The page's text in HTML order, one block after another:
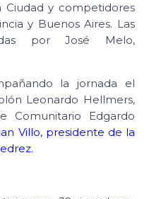
Ciudad y competidores
y Buenos Aires. Las
por José Melo,
la jornada el
Leonardo Hellmers,
Comunitario Edgardo
Villo, presidente de la
.